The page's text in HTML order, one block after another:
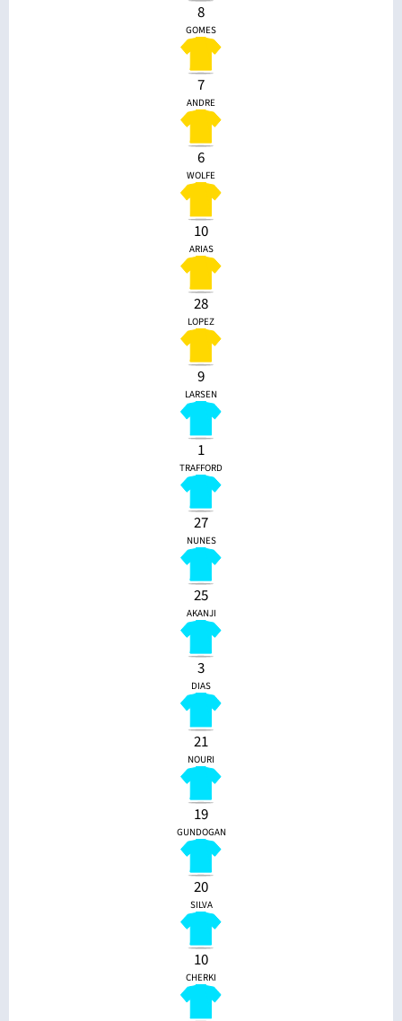
8
GOMES
7
ANDRE
6
WOLFE
10
ARIAS
28
LOPEZ
9
LARSEN
1
TRAFFORD
27
NUNES
25
AKANJI
3
DIAS
21
NOURI
19
GUNDOGAN
20
SILVA
10
CHERKI